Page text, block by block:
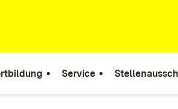
Service